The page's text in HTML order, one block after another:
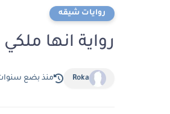
روايات شيقه
رواية انها ملكي
Roka منذ بضع